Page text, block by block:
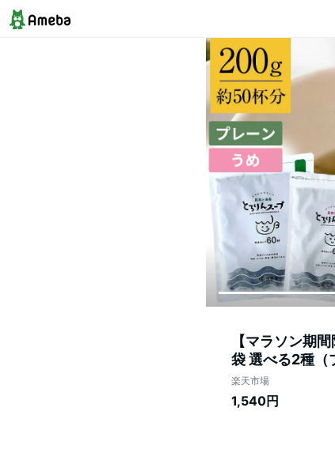
【マラソン期
袋 選べる2種（
楽天市場
1,540円